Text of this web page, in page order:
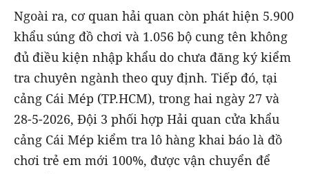
Ngoài ra, cơ quan hải quan còn phát hiện 5.900
khẩu súng đồ chơi và 1.056 bộ cung tên không
đủ điều kiện nhập khẩu do chưa đăng ký kiểm
tra chuyên ngành theo quy định. Tiếp đó, tại
cảng Cái Mép (TP.HCM), trong hai ngày 27 và
28-5-2026, Đội 3 phối hợp Hải quan cửa khẩu
cảng Cái Mép kiểm tra lô hàng khai báo là đồ
chơi trẻ em mới 100%, được vận chuyển để